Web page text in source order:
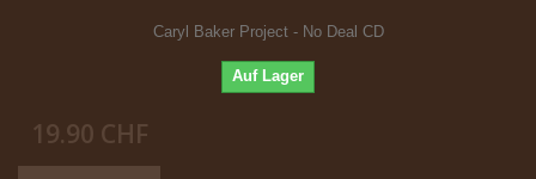
Caryl Baker Project - No Deal CD
Auf Lager
19.90 CHF